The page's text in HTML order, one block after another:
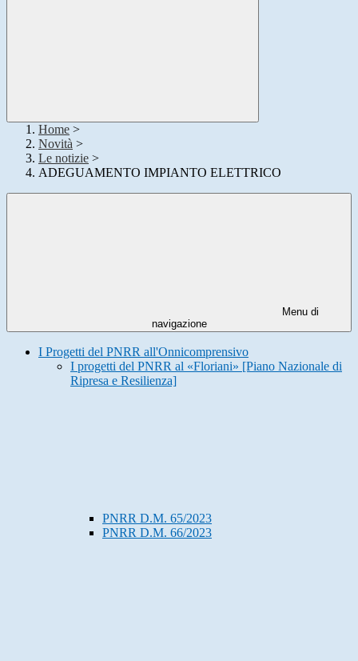
Home >
Novità >
Le notizie >
ADEGUAMENTO IMPIANTO ELETTRICO
Menu di
navigazione
I Progetti del PNRR all'Onnicomprensivo
I progetti del PNRR al «Floriani» [Piano Nazionale di
Ripresa e Resilienza]
PNRR D.M. 65/2023
PNRR D.M. 66/2023